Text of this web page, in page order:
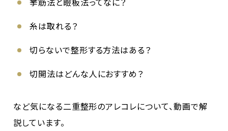
糸は取れる？
切らないで整形する方法はある？
切開法はどんな人におすすめ？
など気になる二重整形のアレコレについて、動画で解
説しています。